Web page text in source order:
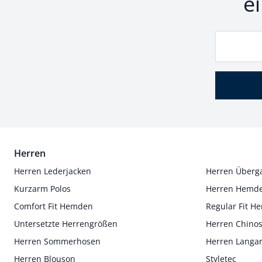
Herren
Herren Lederjacken
Herren
Kurzarm Polos
Herren
Comfort Fit Hemden
Regular Fit
Untersetzte Herrengrößen
Herren Chinos
Herren Sommerhosen
Herren
Herren Blouson
Styletec